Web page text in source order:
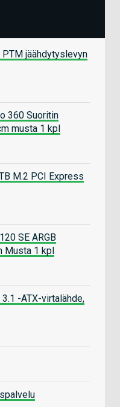
jäähdytyslevyn
360 Suoritin
musta 1 kpl
M.2 PCI Express
SE ARGB
Musta 1 kpl
-ATX-virtalähde,